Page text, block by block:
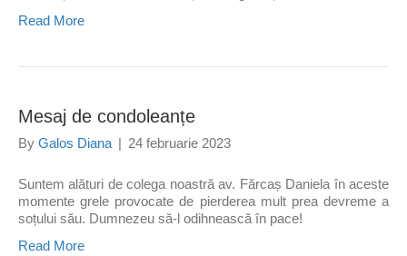
Read More
Mesaj de condoleanțe
By Galos Diana | 24 februarie 2023
Suntem alături de colega noastră av. Fărcaș Daniela în aceste
momente grele provocate de pierderea mult prea devreme a
soțului său. Dumnezeu să-l odihnească în pace!
Read More